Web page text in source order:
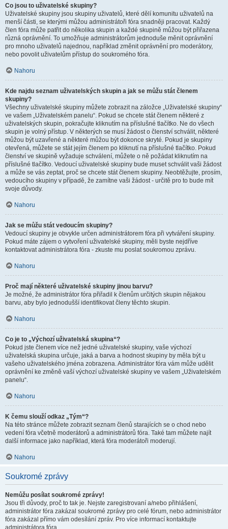
Co jsou to uživatelské skupiny?
Uživatelské skupiny jsou skupiny uživatelů, které dělí komunitu uživatelů na
menší části, se kterými můžou administrátoři fóra snadněji pracovat. Každý
člen fóra může patřit do několika skupin a každé skupině můžou být přiřazena
různá oprávnění. To umožňuje administrátorům jednoduše měnit oprávnění
pro mnoho uživatelů najednou, například změnit oprávnění pro moderátory,
nebo povolit uživatelům přístup do soukromého fóra.
Nahoru
Kde najdu seznam uživatelských skupin a jak se můžu stát členem
skupiny?
Všechny uživatelské skupiny můžete zobrazit na záložce „Uživatelské skupiny“
ve vašem „Uživatelském panelu“. Pokud se chcete stát členem některé z
uživatelských skupin, pokračujte kliknutím na příslušné tlačítko. Ne do všech
skupin je volný přístup. V některých se musí žádost o členství schválit, některé
můžou být uzavřené a některé můžou být dokonce skryté. Pokud je skupiny
otevřená, můžete se stát jejím členem po kliknutí na příslušné tlačítko. Pokud
členství ve skupině vyžaduje schválení, můžete o ně požádat kliknutím na
příslušné tlačítko. Vedoucí uživatelské skupiny bude muset schválit vaši žádost
a může se vás zeptat, proč se chcete stát členem skupiny. Neobtěžujte, prosím,
vedoucího skupiny v případě, že zamítne vaši žádost - určitě pro to bude mít
svoje důvody.
Nahoru
Jak se můžu stát vedoucím skupiny?
Vedoucí skupiny je obvykle určen administrátorem fóra při vytváření skupiny.
Pokud máte zájem o vytvoření uživatelské skupiny, měli byste nejdříve
kontaktovat administrátora fóra - zkuste mu poslat soukromou zprávu.
Nahoru
Proč mají některé uživatelské skupiny jinou barvu?
Je možné, že administrátor fóra přiřadil k členům určitých skupin nějakou
barvu, aby bylo jednodušší identifikovat členy těchto skupin.
Nahoru
Co je to „Výchozí uživatelská skupina“?
Pokud jste členem více než jedné uživatelské skupiny, vaše výchozí
uživatelská skupina určuje, jaká a barva a hodnost skupiny by měla být u
vašeho uživatelského jména zobrazena. Administrátor fóra vám může udělit
oprávnění ke změně vaší výchozí uživatelské skupiny ve vašem „Uživatelském
panelu“.
Nahoru
K čemu slouží odkaz „Tým“?
Na této stránce můžete zobrazit seznam členů starajících se o chod nebo
vedení fóra včetně moderátorů a administrátorů fóra. Také tam můžete najít
další informace jako například, která fóra moderátoři moderují.
Nahoru
Soukromé zprávy
Nemůžu posílat soukromé zprávy!
Jsou tři důvody, proč to tak je. Nejste zaregistrovaní a/nebo přihlášení,
administrátor fóra zakázal soukromé zprávy pro celé fórum, nebo administrátor
fóra zakázal přímo vám odesílání zpráv. Pro více informací kontaktujte
administrátora fóra.